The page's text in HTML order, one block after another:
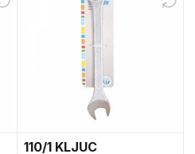
110/1 KLJUC